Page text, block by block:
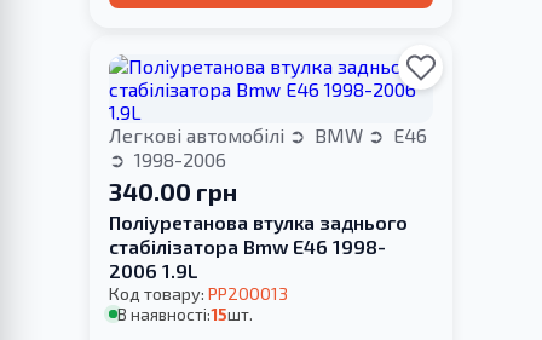
Легкові автомобілі BMW
E46
1998-2006
340.00 грн
Поліуретанова втулка заднього
стабілізатора Bmw E46 1998-
2006 1.9L
Код товару: PP200013
В наявності:15шт.